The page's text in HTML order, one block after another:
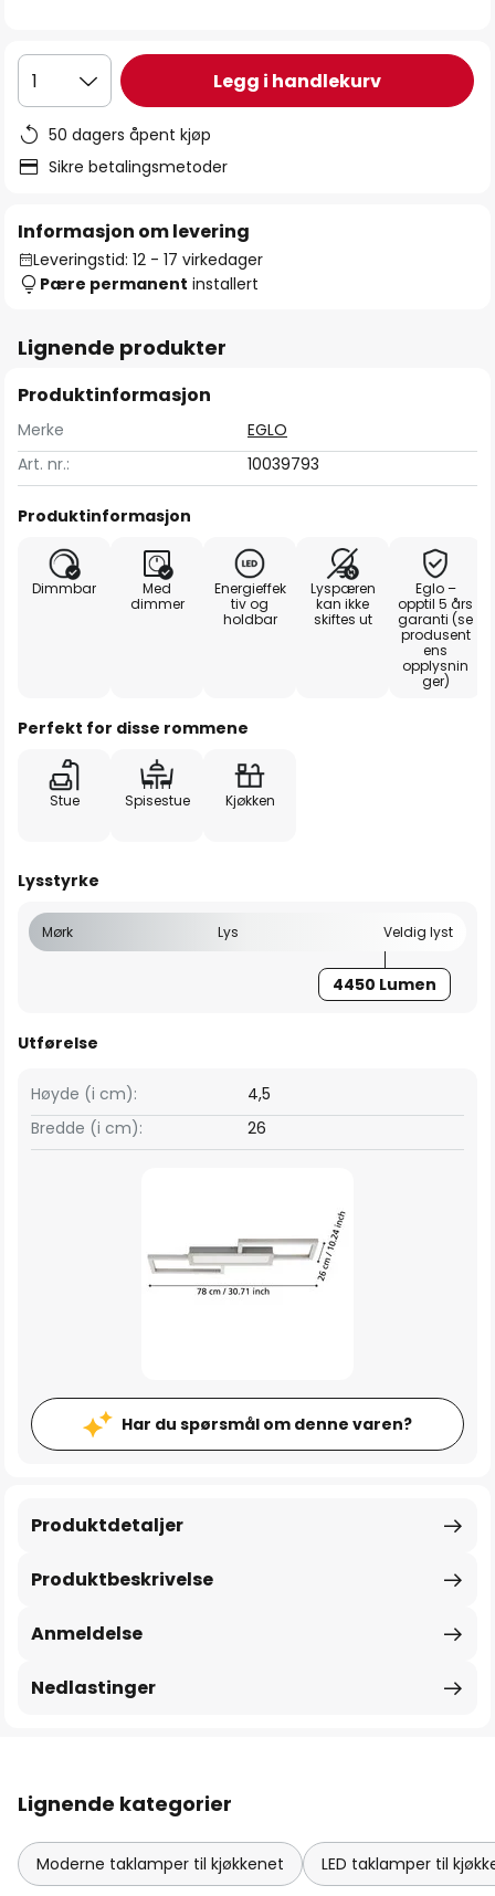
1 Legg i handlekurv
50 dagers åpent kjøp
Sikre betalingsmetoder
Informasjon om levering
Leveringstid: 12 - 17 virkedager
Pære permanent installert
Lignende produkter
Produktinformasjon
Merke
EGLO
Art. nr.:
10039793
Produktinformasjon
Dimmbar
Med
dimmer
Energieffek
tiv og
holdbar
Lyspæren
kan ikke
skiftes ut
Eglo –
opptil 5 års
garanti (se
produsent
ens
opplysnin
ger)
Perfekt for disse rommene
Stue Spisestue Kjøkken
Lysstyrke
Mørk Lys Veldig lyst
4450 Lumen
Utførelse
Bredde (i cm): 26
Høyde (i cm): 4,5
Har du spørsmål om denne varen?
Produktbeskrivelse
Produktdetaljer
Anmeldelse
Nedlastinger
Lignende kategorier
Moderne taklamper til kjøkkenet LED taklamper til